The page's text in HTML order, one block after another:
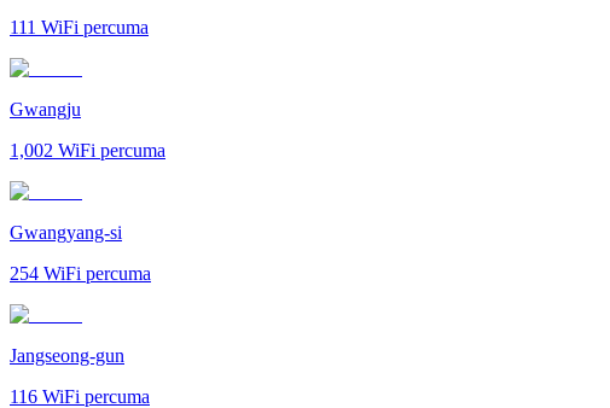
111 WiFi percuma
Gwangju
1,002 WiFi percuma
Gwangyang-si
254 WiFi percuma
Jangseong-gun
116 WiFi percuma